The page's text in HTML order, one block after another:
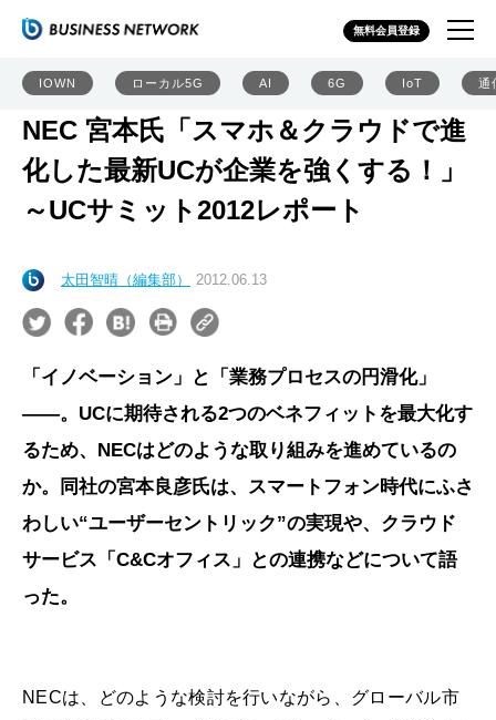
無料会員登録
IOWN ローカル5G AI 6G IoT 通
NEC 宮本氏「スマホ＆クラウドで進
化した最新UCが企業を強くする！」
～UCサミット2012レポート
太田智晴（編集部） 2012.06.13
「イノベーション」と「業務プロセスの円滑化」
――。UCに期待される2つのベネフィットを最大化す
るため、NECはどのような取り組みを進めているの
か。同社の宮本良彦氏は、スマートフォン時代にふさ
わしい“ユーザーセントリック”の実現や、クラウド
サービス「C&Cオフィス」との連携などについて語
った。
NECは、どのような検討を行いながら、グローバル市